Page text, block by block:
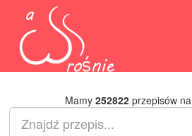
Mamy 252822przepisów na